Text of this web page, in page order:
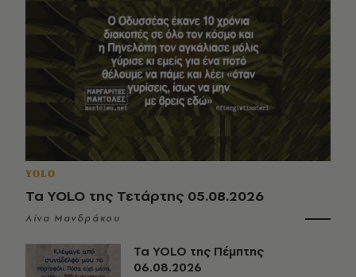
YOLO
Τα YOLO της Τετάρτης 05.08.2026
Λίνα Μανδράκου
Τα YOLO της Πέμπτης
06.08.2026